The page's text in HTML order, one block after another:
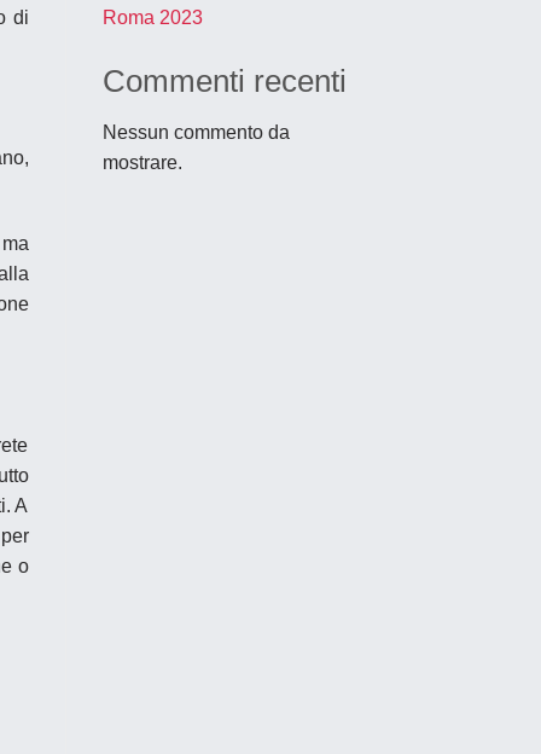
di
A
o
Roma 2023
Commenti recenti
Nessun commento da
mostrare.